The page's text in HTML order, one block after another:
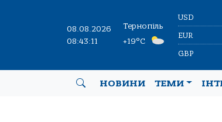
08.08.2026
08:43:12
Тернопіль
+19°C
USD
EUR
GBP
НОВИНИ ТЕМИ